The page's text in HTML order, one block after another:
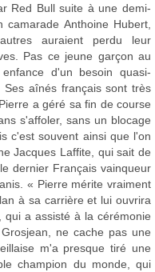
Red Bull suite à une demi-
Anthoine Hubert,
auraient perdu leur
Pas ce jeune garçon au
d'un besoin quasi-
aînés français sont très
a géré sa fin de course
s'affoler, sans un blocage
c'est souvent ainsi que l'on
Jacques Laffite, qui sait de
dernier Français vainqueur
« Pierre mérite vraiment
à sa carrière et lui ouvrira
qui a assisté à la cérémonie
ne cache pas une
m'a presque tiré une
champion du monde, qui